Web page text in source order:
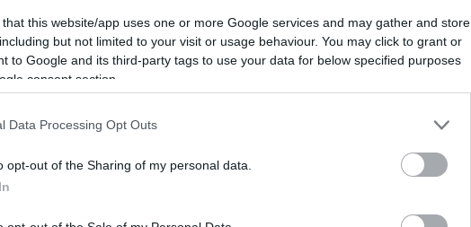
that this website/app uses one or more Google services and may gather and store
but not limited to your visit or usage behaviour. You may click to grant or
to Google and its third-party tags to use your data for below specified purposes
consent section.
Data Processing Opt Outs
opt-out of the Sharing of my personal data.